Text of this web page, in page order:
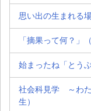
思い出の生まれる
「摘果って何？」
始まったね「とう
社会科見学 ～わた
生）